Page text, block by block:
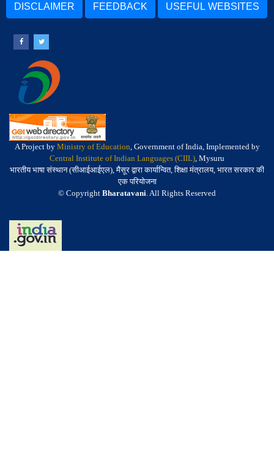
DISCLAIMER FEEDBACK USEFUL WEBSITES
A Project by Ministry of Education, Government of India, Implemented by
Central Institute of Indian Languages (CIIL), Mysuru
भारतीय भाषा संस्थान (सीआईआईएल), मैसूर द्वारा कार्यान्वित, शिक्षा मंत्रालय, भारत सरकार की
एक परियोजना
© Copyright Bharatavani. All Rights Reserved